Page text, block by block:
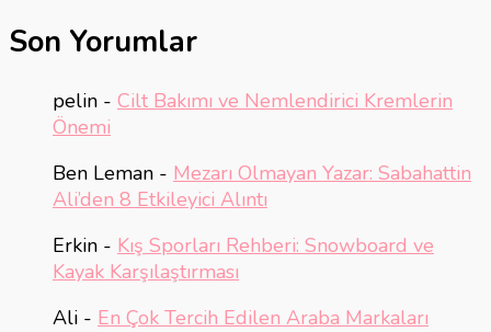
Son Yorumlar
pelin - Cilt Bakımı ve Nemlendirici Kremlerin
Önemi
Ben Leman - Mezarı Olmayan Yazar: Sabahattin
Ali’den 8 Etkileyici Alıntı
Erkin - Kış Sporları Rehberi: Snowboard ve
Kayak Karşılaştırması
Ali - En Çok Tercih Edilen Araba Markaları